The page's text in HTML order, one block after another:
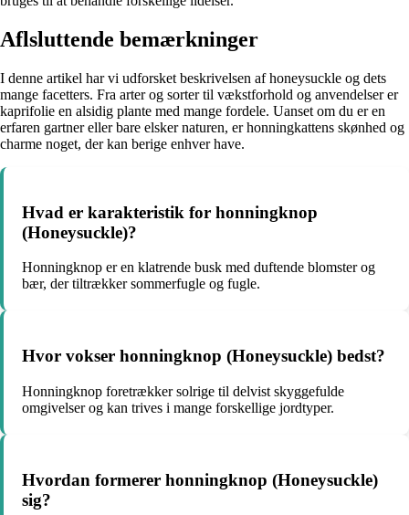
Aflsluttende bemærkninger
I denne artikel har vi udforsket beskrivelsen af honeysuckle og dets
mange facetters. Fra arter og sorter til vækstforhold og anvendelser er
kaprifolie en alsidig plante med mange fordele. Uanset om du er en
erfaren gartner eller bare elsker naturen, er honningkattens skønhed og
charme noget, der kan berige enhver have.
Hvad er karakteristik for honningknop
(Honeysuckle)?
Honningknop er en klatrende busk med duftende blomster og
bær, der tiltrækker sommerfugle og fugle.
Hvor vokser honningknop (Honeysuckle) bedst?
Honningknop foretrækker solrige til delvist skyggefulde
omgivelser og kan trives i mange forskellige jordtyper.
Hvordan formerer honningknop (Honeysuckle)
sig?